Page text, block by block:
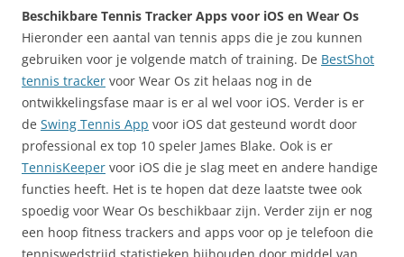
Beschikbare Tennis Tracker Apps voor iOS en Wear Os
Hieronder een aantal van tennis apps die je zou kunnen
gebruiken voor je volgende match of training. De BestShot
tennis tracker voor Wear Os zit helaas nog in de
ontwikkelingsfase maar is er al wel voor iOS. Verder is er
de Swing Tennis App voor iOS dat gesteund wordt door
professional ex top 10 speler James Blake. Ook is er
TennisKeeper voor iOS die je slag meet en andere handige
functies heeft. Het is te hopen dat deze laatste twee ook
spoedig voor Wear Os beschikbaar zijn. Verder zijn er nog
een hoop fitness trackers and apps voor op je telefoon die